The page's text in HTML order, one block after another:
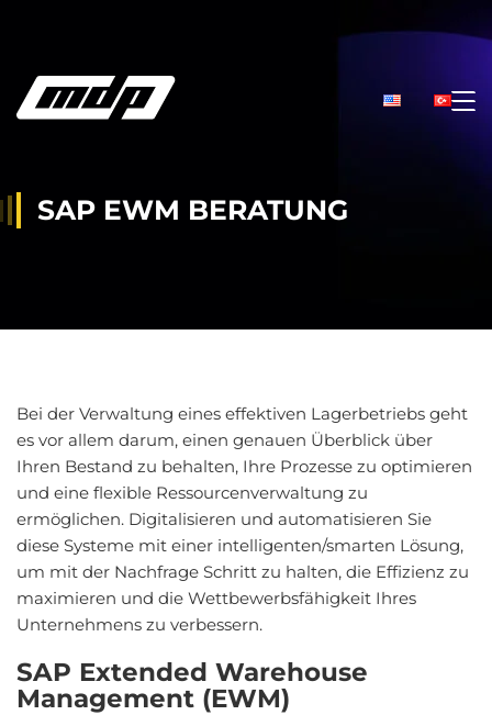
SAP EWM BERATUNG
Bei der Verwaltung eines effektiven Lagerbetriebs geht
es vor allem darum, einen genauen Überblick über
Ihren Bestand zu behalten, Ihre Prozesse zu optimieren
und eine flexible Ressourcenverwaltung zu
ermöglichen. Digitalisieren und automatisieren Sie
diese Systeme mit einer intelligenten/smarten Lösung,
um mit der Nachfrage Schritt zu halten, die Effizienz zu
maximieren und die Wettbewerbsfähigkeit Ihres
Unternehmens zu verbessern.
SAP Extended Warehouse
Management (EWM)